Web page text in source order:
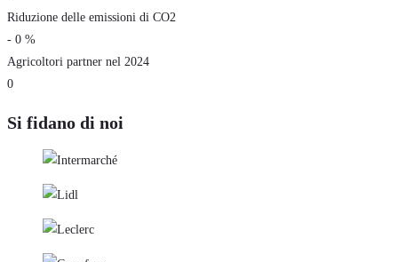
Riduzione delle emissioni di CO2
- 0 %
Agricoltori partner nel 2024
0
Si fidano di noi